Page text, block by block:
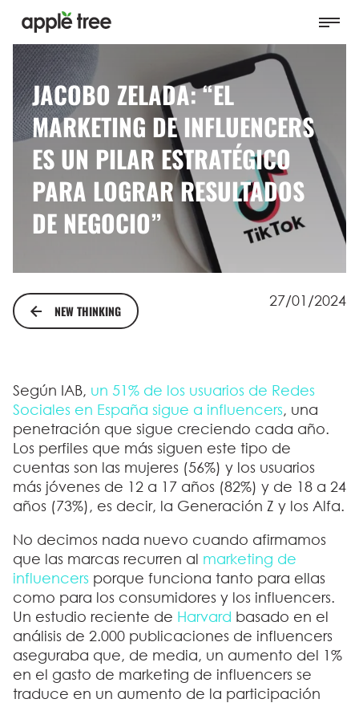
JACOBO ZELADA: “EL
MARKETING DE INFLUENCERS
ES UN PILAR ESTRATÉGICO
PARA LOGRAR RESULTADOS
DE NEGOCIO”
NEW THINKING
27/01/2024
Según IAB, un 51% de los usuarios de Redes
Sociales en España sigue a influencers, una
penetración que sigue creciendo cada año.
Los perfiles que más siguen este tipo de
cuentas son las mujeres (56%) y los usuarios
más jóvenes de 12 a 17 años (82%) y de 18 a 24
años (73%), es decir, la Generación Z y los Alfa.
No decimos nada nuevo cuando afirmamos
que las marcas recurren al marketing de
influencers porque funciona tanto para ellas
como para los consumidores y los influencers.
Un estudio reciente de Harvard basado en el
análisis de 2.000 publicaciones de influencers
aseguraba que, de media, un aumento del 1%
en el gasto de marketing de influencers se
traduce en un aumento de la participación